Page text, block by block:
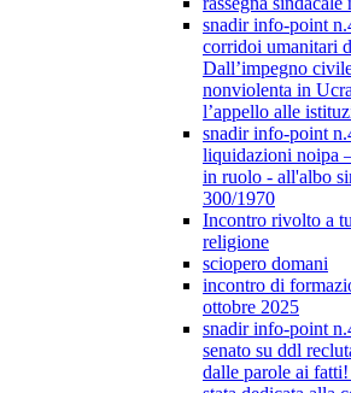
snadir info-point
corridoi umanitari
Dall’impegno
nonviolenta in
l’appello alle
snadir info-point
liquidazioni noipa
in ruolo - all'albo
300/1970
Incontro rivolto a
religione
sciopero domani
incontro di
ottobre 2025
snadir info-point
senato su ddl
dalle parole ai